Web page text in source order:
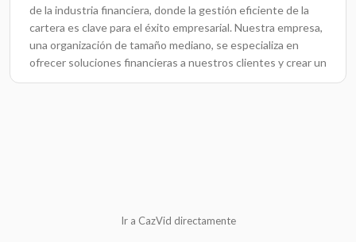
de la industria financiera, donde la gestión eficiente de la
cartera es clave para el éxito empresarial. Nuestra empresa,
una organización de tamaño mediano, se especializa en
ofrecer soluciones financieras a nuestros clientes y crear un
ambiente de trabajo colaborativo que propicie el
resultados.Implementar estrategias de recuperación
Ir a CazVid directamente